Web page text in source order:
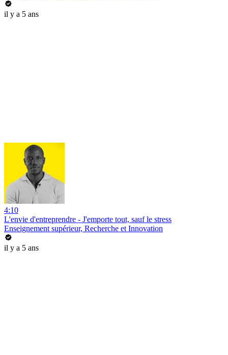
il y a 5 ans
4:10
L'envie d'entreprendre - J'emporte tout, sauf le stress
Enseignement supérieur, Recherche et Innovation
il y a 5 ans